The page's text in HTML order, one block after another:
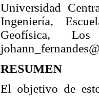
Universidad
Ingeniería,
Geofísica, Los
RESUMEN
El objetivo de